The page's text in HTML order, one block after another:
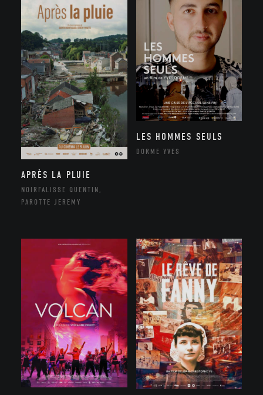
APRÈS LA PLUIE
NOIRFALISSE QUENTIN,
PAROTTE JEREMY
LES HOMMES SEULS
DORME YVES